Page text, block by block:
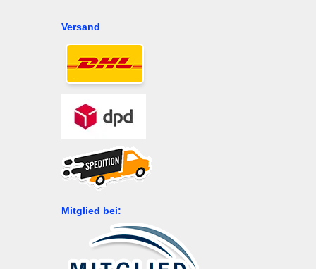
Versand
Mitglied bei: